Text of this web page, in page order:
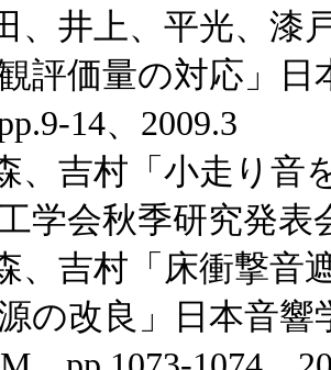
、井上、平光、漆
評価量の対応」
14、2009.3
、吉村「小走り音
学会秋季研究発表
、吉村「床衝撃音
の改良」日本音